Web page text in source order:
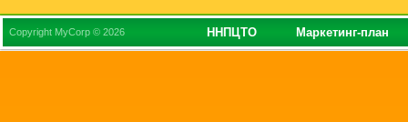
Copyright MyCorp © 2026 ННПЦТО Маркетинг-план